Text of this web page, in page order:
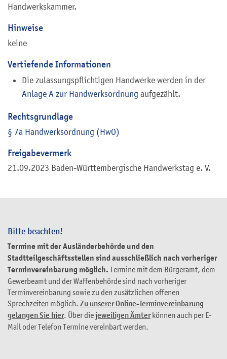
Bitte beachten!
Termine mit der Ausländerbehörde und den
Stadtteilgeschäftsstellen sind ausschließlich nach vorheriger
Terminvereinbarung möglich. Termine mit dem Bürgeramt, dem
Gewerbeamt und der Waffenbehörde sind nach vorheriger
Terminvereinbarung sowie zu den zusätzlichen offenen
Sprechzeiten möglich. Zu unserer Online-Terminvereinbarung
gelangen Sie hier. Über diejeweiligen Ämterkönnen auch per E-
Mail oder Telefon Termine vereinbart werden.
Handwerkskammer.
Hinweise
keine
Vertiefende Informationen
Die zulassungspflichtigen Handwerke werden in der
Anlage A zur Handwerksordnung aufgezählt.
Rechtsgrundlage
§ 7a Handwerksordnung (HwO)
Freigabevermerk
21.09.2023 Baden-Württembergische Handwerkstag e. V.